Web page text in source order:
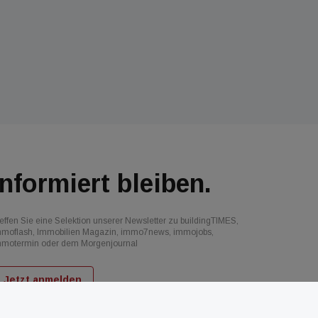
bleiben.
Sie eine Selektion unserer Newsletter zu buildingTIMES,
Immobilien Magazin, immo7news, immojobs,
oder dem Morgenjournal
Jetzt anmelden